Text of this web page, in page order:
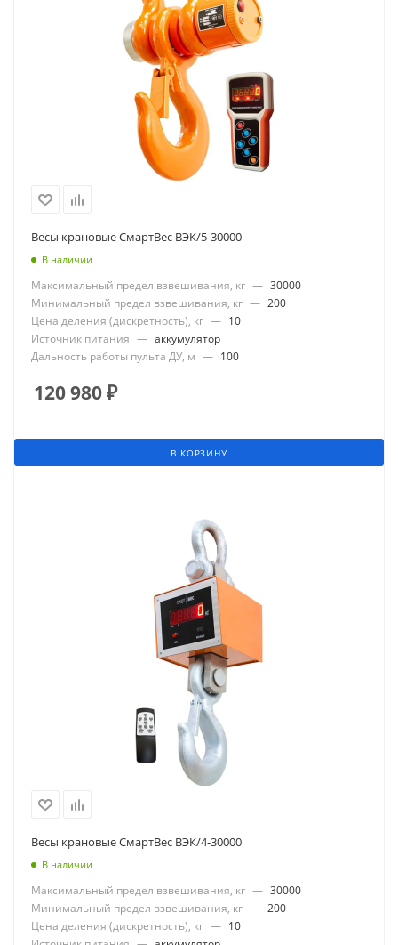
Весы крановые СмартВес ВЭК/5-30000
В наличии
Максимальный предел взвешивания, кг — 30000
Минимальный предел взвешивания, кг — 200
Цена деления (дискретность), кг — 10
Источник питания — аккумулятор
Дальность работы пульта ДУ, м — 100
120 980₽
В КОРЗИНУ
Весы крановые СмартВес ВЭК/4-30000
В наличии
Максимальный предел взвешивания, кг — 30000
Минимальный предел взвешивания, кг — 200
Цена деления (дискретность), кг — 10